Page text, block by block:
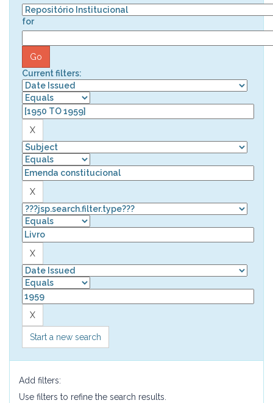
for
Current filters:
Start a new search
Add filters:
Use filters to refine the search results.